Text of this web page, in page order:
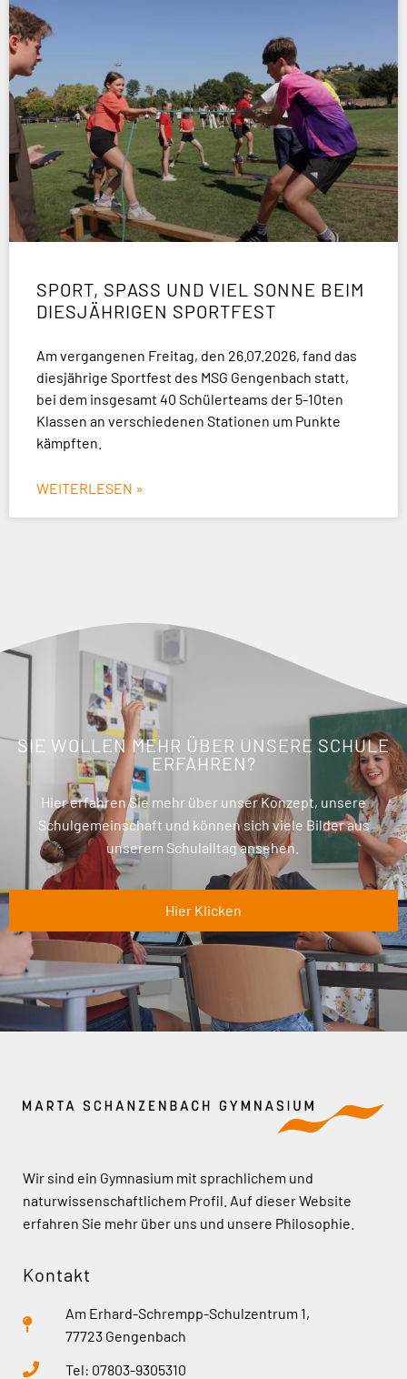
SPORT, SPASS UND VIEL SONNE BEIM D
IESJÄHRIGEN SPORTFEST
Am vergangenen Freitag, den 26.07.2026, fand das
diesjährige Sportfest des MSG Gengenbach statt,
bei dem insgesamt 40 Schülerteams der 5-10ten
Klassen an verschiedenen Stationen um Punkte
kämpften.
WEITERLESEN »
SIE WOLLEN MEHR ÜBER UNSERE SCHULE
ERFAHREN?
Hier erfahren Sie mehr über unser Konzept, unsere
Schulgemeinschaft und können sich viele Bilder aus
unserem Schulalltag ansehen.
Hier Klicken
Wir sind ein Gymnasium mit sprachlichem und
naturwissenschaftlichem Profil. Auf dieser Website
erfahren Sie mehr über uns und unsere Philosophie.
Kontakt
Am Erhard-Schrempp-Schulzentrum 1,
77723 Gengenbach
Tel: 07803-9305310